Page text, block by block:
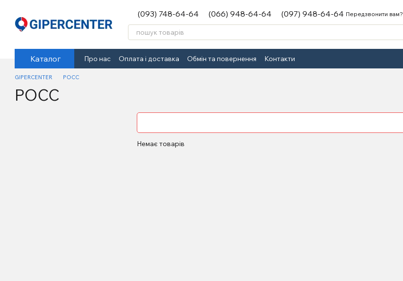
(093) 748-64-64 (066) 948-64-64 (097) 948-64-64 Передзвонити вам?
Каталог Про нас Оплата і доставка Обмін та повернення Контакти
GIPERCENTER РОСС
РОСС
Немає товарів